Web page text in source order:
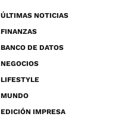
ÚLTIMAS NOTICIAS
FINANZAS
BANCO DE DATOS
NEGOCIOS
LIFESTYLE
MUNDO
EDICIÓN IMPRESA